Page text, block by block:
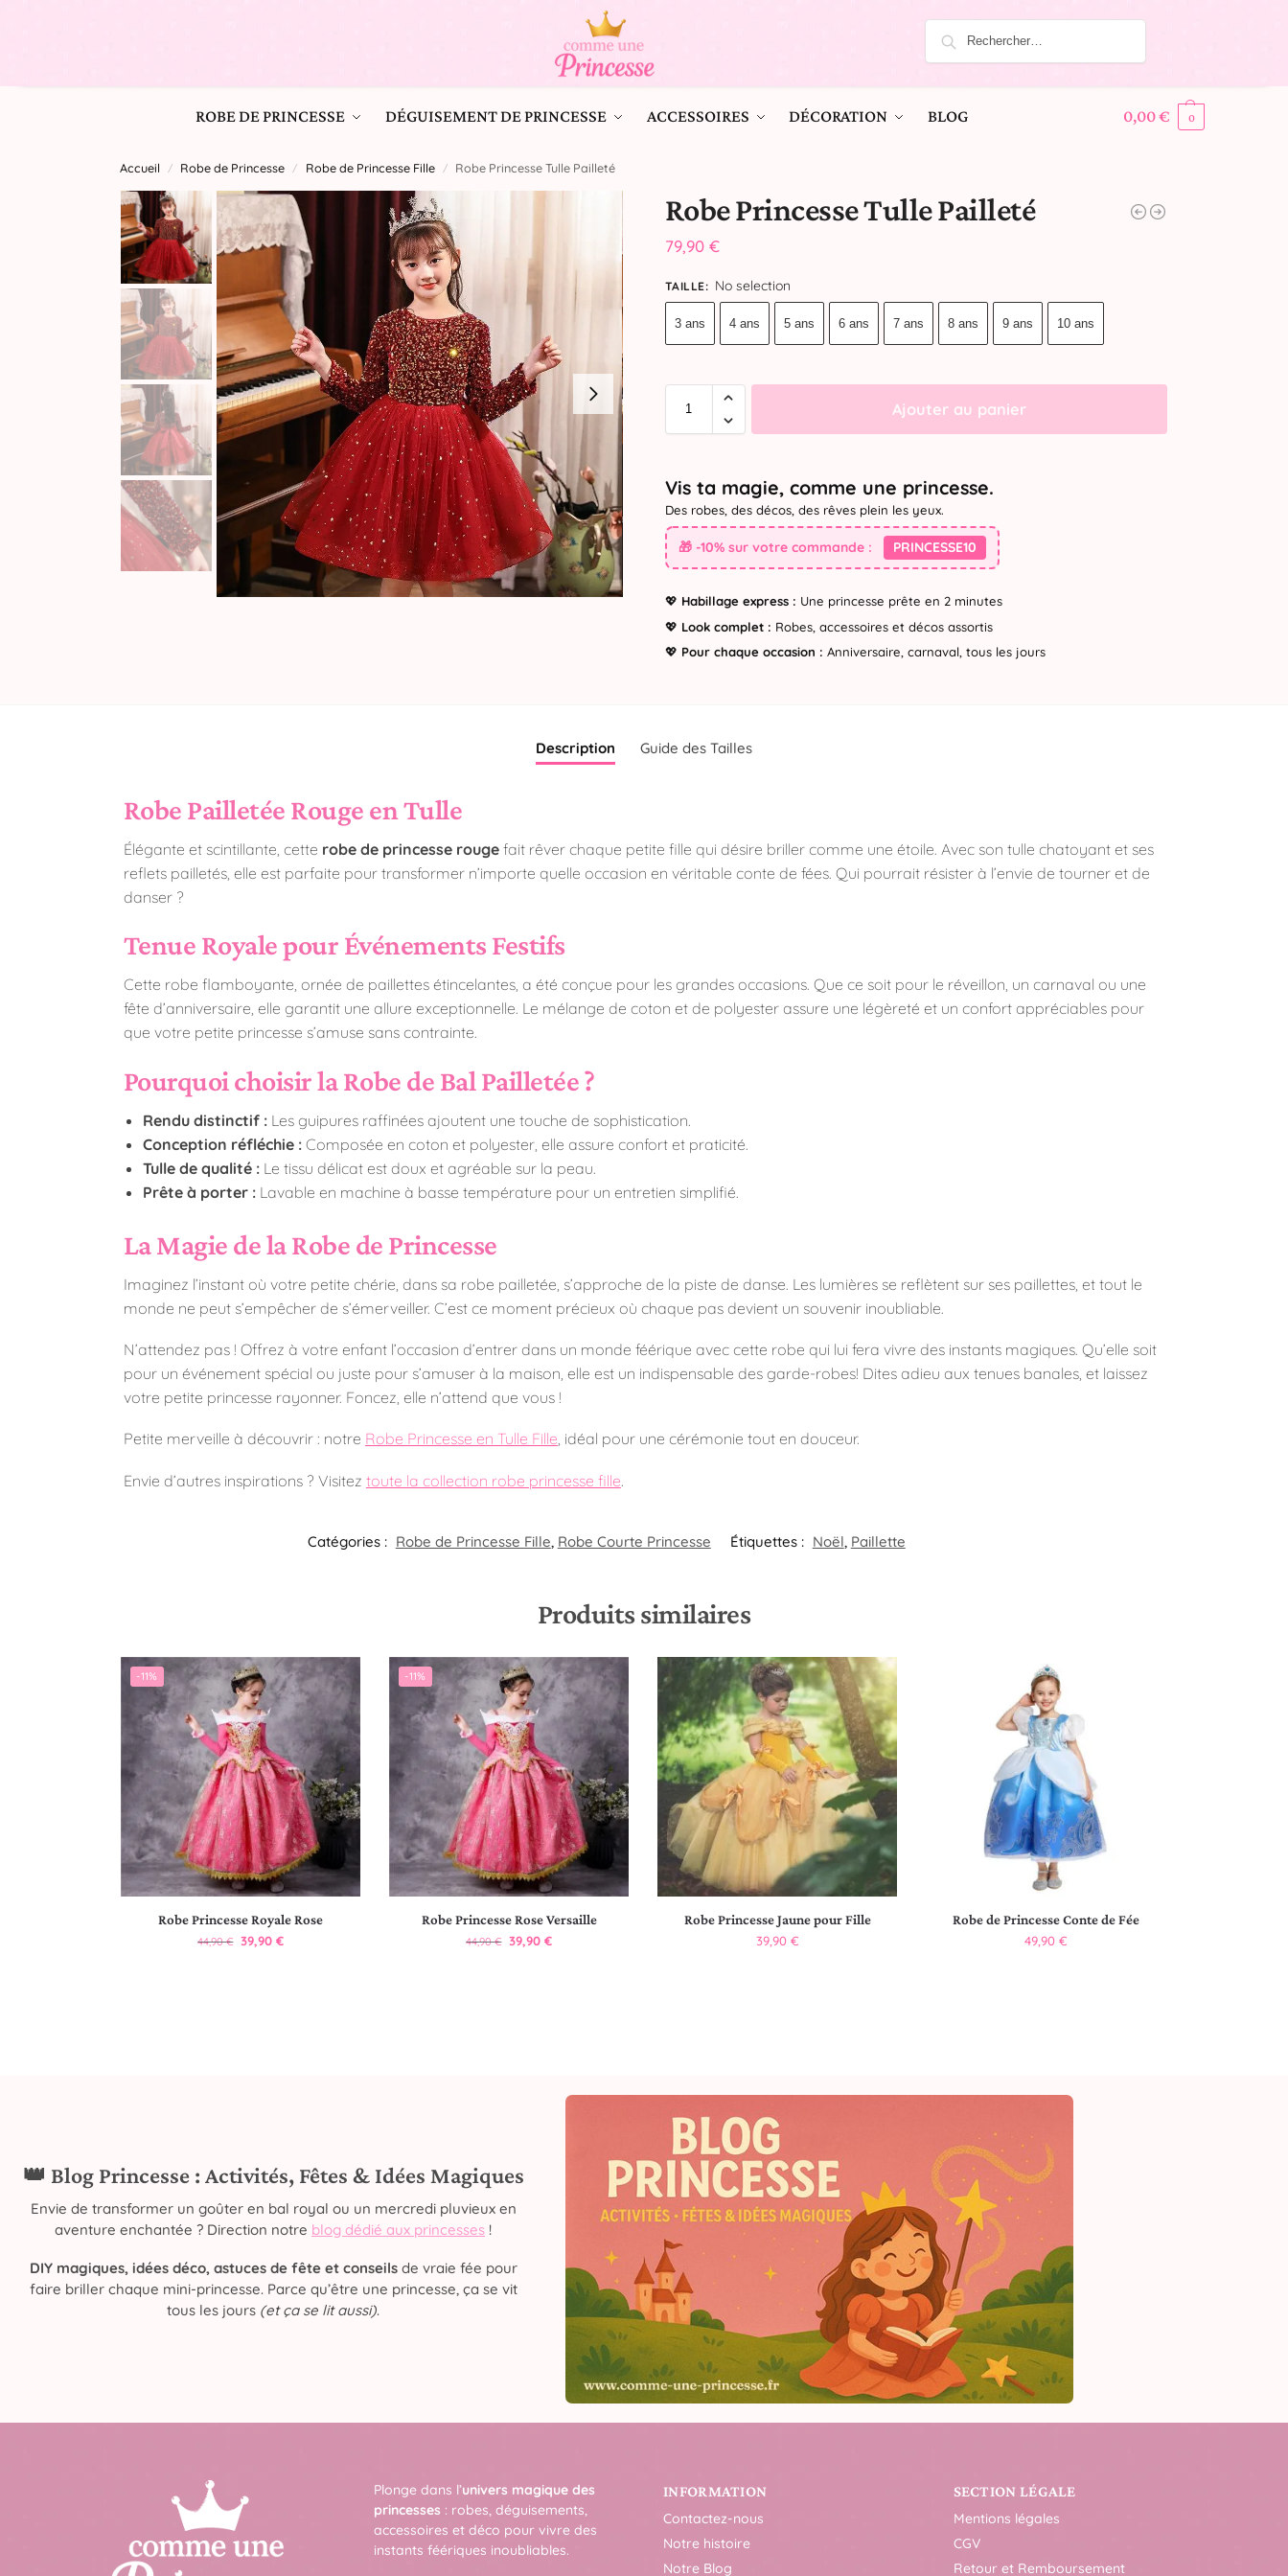
ROBE DE PRINCESSE DÉGUISEMENT DE PRINCESSE ACCESSOIRES DÉCORATION BLOG 0,00€ 0
Accueil / Robe de Princesse / Robe de Princesse Fille / Robe Princesse Tulle Pailleté
Robe Princesse Tulle Pailleté
79,90 €
TAILLE: No selection
3 ans 4 ans 5 ans 6 ans 7 ans 8 ans 9 ans 10 ans
Ajouter au panier
Vis ta magie, comme une princesse.
Des robes, des décos, des rêves plein les yeux.
🎁 -10% sur votre commande : PRINCESSE10
💖 Habillage express : Une princesse prête en 2 minutes
💖 Look complet : Robes, accessoires et décos assortis
💖 Pour chaque occasion : Anniversaire, carnaval, tous les jours
Description Guide des Tailles
Robe Pailletée Rouge en Tulle
Élégante et scintillante, cette robe de princesse rougefait rêver chaque petite fille qui désire briller comme une étoile. Avec son tulle chatoyant et ses
reflets pailletés, elle est parfaite pour transformer n’importe quelle occasion en véritable conte de fées. Qui pourrait résister à l’envie de tourner et de
danser ?
Tenue Royale pour Événements Festifs
Cette robe flamboyante, ornée de paillettes étincelantes, a été conçue pour les grandes occasions. Que ce soit pour le réveillon, un carnaval ou une
fête d’anniversaire, elle garantit une allure exceptionnelle. Le mélange de coton et de polyester assure une légèreté et un confort appréciables pour
que votre petite princesse s’amuse sans contrainte.
Pourquoi choisir la Robe de Bal Pailletée ?
Rendu distinctif :Les guipures raffinées ajoutent une touche de sophistication.
Conception réfléchie :Composée en coton et polyester, elle assure confort et praticité.
Tulle de qualité :Le tissu délicat est doux et agréable sur la peau.
Prête à porter :Lavable en machine à basse température pour un entretien simplifié.
La Magie de la Robe de Princesse
Imaginez l’instant où votre petite chérie, dans sa robe pailletée, s’approche de la piste de danse. Les lumières se reflètent sur ses paillettes, et tout le
monde ne peut s’empêcher de s’émerveiller. C’est ce moment précieux où chaque pas devient un souvenir inoubliable.
N’attendez pas ! Offrez à votre enfant l’occasion d’entrer dans un monde féérique avec cette robe qui lui fera vivre des instants magiques. Qu’elle soit
pour un événement spécial ou juste pour s’amuser à la maison, elle est un indispensable des garde-robes! Dites adieu aux tenues banales, et laissez
votre petite princesse rayonner. Foncez, elle n’attend que vous !
Petite merveille à découvrir : notre Robe Princesse en Tulle Fille, idéal pour une cérémonie tout en douceur.
Envie d’autres inspirations ? Visitez toute la collection robe princesse fille.
Catégories : Robe de Princesse Fille, Robe Courte Princesse Étiquettes : Noël, Paillette
Produits similaires
-11%
Robe Princesse Royale Rose
44,90€ 39,90€
-11%
Robe Princesse Rose Versaille
44,90€ 39,90€
Robe Princesse Jaune pour Fille
39,90 €
Robe de Princesse Conte de Fée
49,90 €
👑 Blog Princesse : Activités, Fêtes & Idées Magiques
Envie de transformer un goûter en bal royal ou un mercredi pluvieux en
aventure enchantée ? Direction notre blog dédié aux princesses !
DIY magiques, idées déco, astuces de fête et conseilsde vraie fée pour
faire briller chaque mini-princesse. Parce qu’être une princesse, ça se vit
tous les jours (et ça se lit aussi).
Plonge dans l’univers magique des
princesses : robes, déguisements,
accessoires et déco pour vivre des
instants féériques inoubliables.
INFORMATION
Contactez-nous
Notre histoire
Notre Blog
SECTION LÉGALE
Mentions légales
CGV
Retour et Remboursement